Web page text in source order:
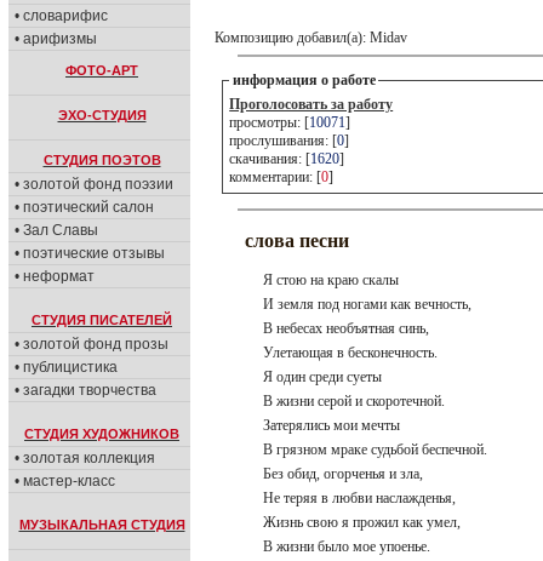
• словарифис
• арифизмы
ФОТО-АРТ
ЭХО-СТУДИЯ
СТУДИЯ ПОЭТОВ
• золотой фонд поэзии
• поэтический салон
• Зал Славы
• поэтические отзывы
• неформат
СТУДИЯ ПИСАТЕЛЕЙ
• золотой фонд прозы
• публицистика
• загадки творчества
СТУДИЯ ХУДОЖНИКОВ
• золотая коллекция
• мастер-класс
МУЗЫКАЛЬНАЯ СТУДИЯ
Композицию добавил(а): Midav
информация о работе
Проголосовать за работу
просмотры: [10071]
прослушивания: [0]
скачивания: [1620]
комментарии: [0]
слова песни
Я стою на краю скалы
И земля под ногами как вечность,
В небесах необъятная синь,
Улетающая в бесконечность.
Я один среди суеты
В жизни серой и скоротечной.
Затерялись мои мечты
В грязном мраке судьбой беспечной.
Без обид, огорченья и зла,
Не теряя в любви наслажденья,
Жизнь свою я прожил как умел,
В жизни было мое упоенье.